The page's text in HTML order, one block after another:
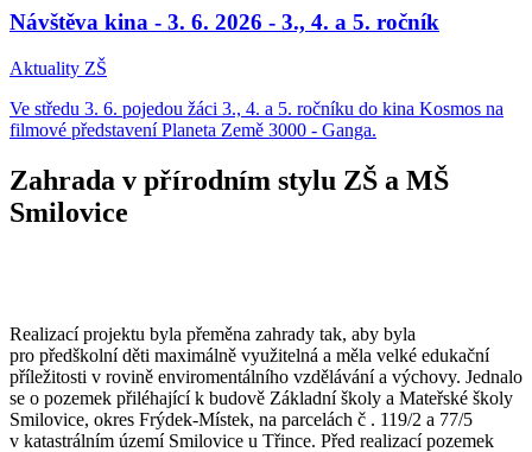
Návštěva kina - 3. 6. 2026 - 3., 4. a 5. ročník
Aktuality ZŠ
Ve středu 3. 6. pojedou žáci 3., 4. a 5. ročníku do kina Kosmos na
filmové představení Planeta Země 3000 - Ganga.
Zahrada v přírodním stylu ZŠ a MŠ
Smilovice
Realizací projektu byla přeměna zahrady tak, aby byla
pro předškolní děti maximálně využitelná a měla velké edukační
příležitosti v rovině enviromentálního vzdělávání a výchovy. Jednalo
se o pozemek přiléhající k budově Základní školy a Mateřské školy
Smilovice, okres Frýdek-Místek, na parcelách č . 119/2 a 77/5
v katastrálním území Smilovice u Třince. Před realizací pozemek